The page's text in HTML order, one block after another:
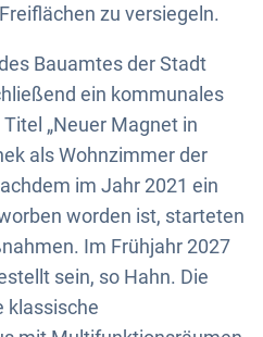
zu versiegeln.
Bauamtes der Stadt
ein kommunales
„Neuer Magnet in
als Wohnzimmer der
im Jahr 2021 ein
worden ist, starteten
Im Frühjahr 2027
sein, so Hahn. Die
klassische